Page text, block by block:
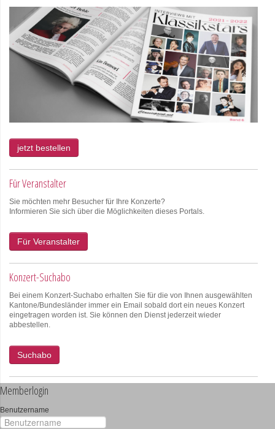
jetzt bestellen
Für Veranstalter
Sie möchten mehr Besucher für Ihre Konzerte?
Informieren Sie sich über die Möglichkeiten dieses Portals.
Für Veranstalter
Konzert-Suchabo
Bei einem Konzert-Suchabo erhalten Sie für die von Ihnen ausgewählten
Kantone/Bundesländer immer ein Email sobald dort ein neues Konzert
eingetragen worden ist. Sie können den Dienst jederzeit wieder
abbestellen.
Suchabo
Memberlogin
Benutzername